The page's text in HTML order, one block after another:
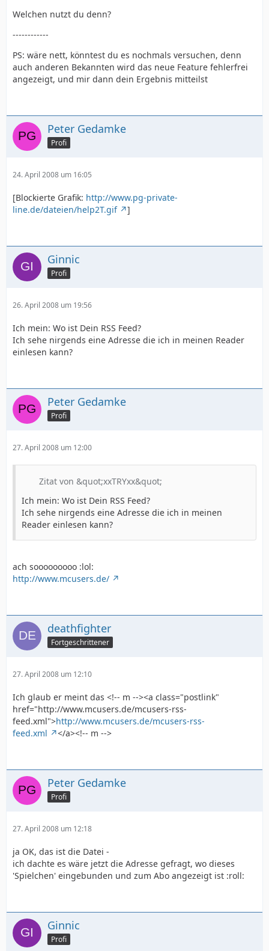
Welchen nutzt du denn?
------------
PS: wäre nett, könntest du es nochmals versuchen, denn
auch anderen Bekannten wird das neue Feature fehlerfrei
angezeigt, und mir dann dein Ergebnis mitteilst
Peter Gedamke
Profi
24. April 2008 um 16:05
[Blockierte Grafik: http://www.pg-private-
line.de/dateien/help2T.gif
]
Ginnic
Profi
26. April 2008 um 19:56
Ich mein: Wo ist Dein RSS Feed?
Ich sehe nirgends eine Adresse die ich in meinen Reader
einlesen kann?
Peter Gedamke
Profi
27. April 2008 um 12:00
Zitat von &quot;xxTRYxx&quot;
Ich mein: Wo ist Dein RSS Feed?
Ich sehe nirgends eine Adresse die ich in meinen
Reader einlesen kann?
ach sooooooooo :lol:
http://www.mcusers.de/
deathfighter
Fortgeschrittener
27. April 2008 um 12:10
Ich glaub er meint das <!-- m --><a class="postlink"
href="http://www.mcusers.de/mcusers-rss-
feed.xml">http://www.mcusers.de/mcusers-rss-
feed.xml
</a><!-- m -->
Peter Gedamke
Profi
27. April 2008 um 12:18
ja OK, das ist die Datei -
ich dachte es wäre jetzt die Adresse gefragt, wo dieses
'Spielchen' eingebunden und zum Abo angezeigt ist :roll:
Ginnic
Profi